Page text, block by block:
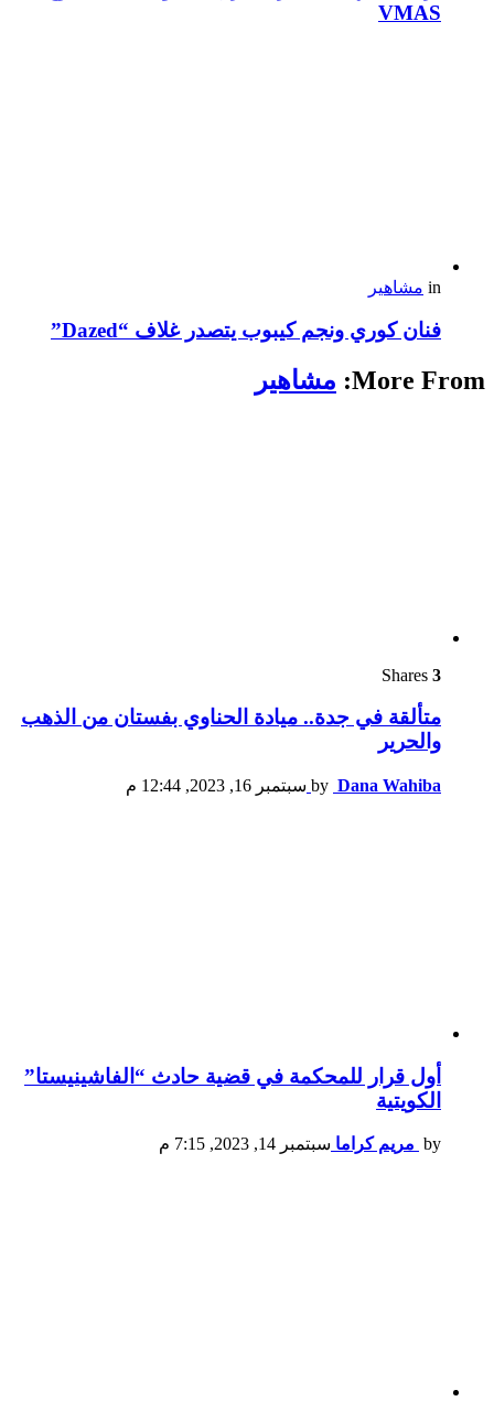
VMAS
in مشاهير
فنان كوري ونجم كيبوب يتصدر غلاف “Dazed”
More From: مشاهير
3
متألقة في جدة.. ميادة الحناوي بفستان من الذهب
والحرير
by Dana Wahiba سبتمبر 16, 2023, 12:44 م
أول قرار للمحكمة في قضية حادث “الفاشينيستا”
الكويتية
by مريم كراما سبتمبر 14, 2023, 7:15 م